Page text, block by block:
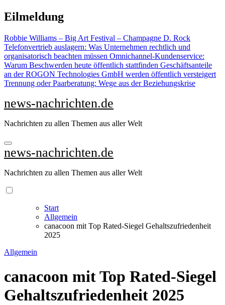
Zu
Inhalten
Eilmeldung
Robbie Williams – Big Art Festival – Champagne D. Rock
Telefonvertrieb auslagern: Was Unternehmen rechtlich und
organisatorisch beachten müssen Omnichannel-Kundenservice:
Warum Beschwerden heute öffentlich stattfinden Geschäftsanteile
an der ROGON Technologies GmbH werden öffentlich versteigert
Trennung oder Paarberatung: Wege aus der Beziehungskrise
news-nachrichten.de
Nachrichten zu allen Themen aus aller Welt
news-nachrichten.de
Nachrichten zu allen Themen aus aller Welt
Start
Allgemein
canacoon mit Top Rated-Siegel Gehaltszufriedenheit
2025
Allgemein
canacoon mit Top Rated-Siegel
Gehaltszufriedenheit 2025